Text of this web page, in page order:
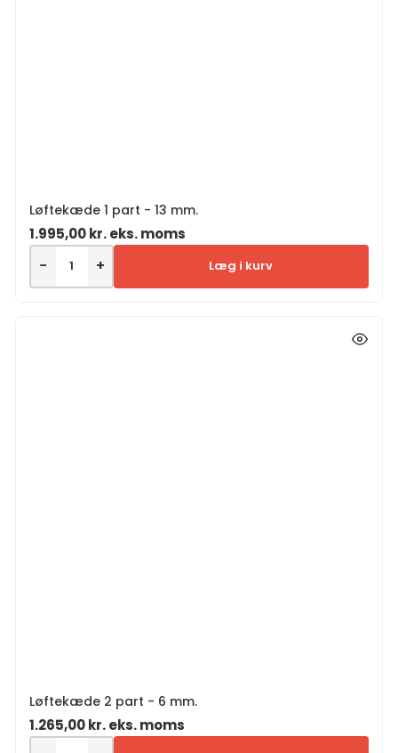
Løftekæde 1 part - 13 mm.
1.995,00kr.eks. moms
− + Læg i kurv
Løftekæde 2 part - 6 mm.
1.265,00kr.eks. moms